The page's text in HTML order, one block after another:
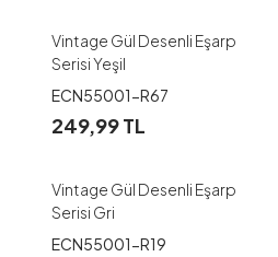
Vintage Gül Desenli Eşarp
Serisi Yeşil
ECN55001-R67
249,99TL
Vintage Gül Desenli Eşarp
Serisi Gri
ECN55001-R19